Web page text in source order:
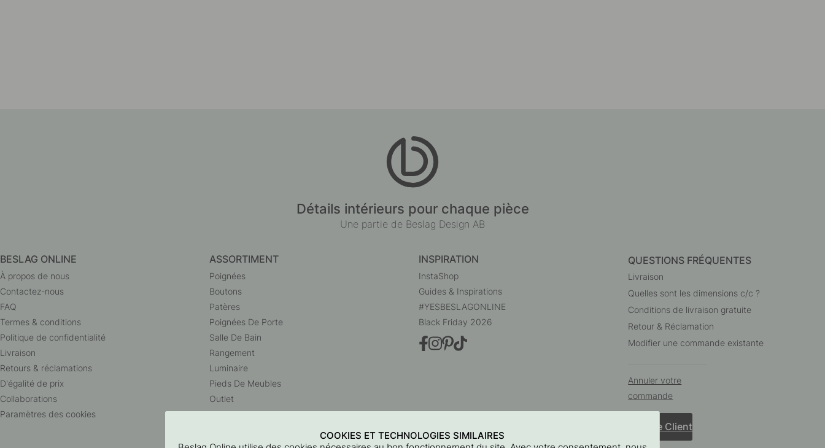
Détails intérieurs pour chaque pièce
Une partie de Beslag Design AB
BESLAG ONLINE
À propos de nous
Contactez-nous
FAQ
Termes & conditions
Politique de confidentialité
Livraison
Retours & réclamations
D'égalité de prix
Collaborations
Paramètres des cookies
ASSORTIMENT
Poignées
Boutons
Patères
Poignées De Porte
Salle De Bain
Rangement
Luminaire
Pieds De Meubles
Outlet
INSPIRATION
InstaShop
Guides & Inspirations
#YESBESLAGONLINE
Black Friday 2026
QUESTIONS FRÉQUENTES
Livraison
Quelles sont les dimensions c/c ?
Conditions de livraison gratuite
Retour & Réclamation
Modifier une commande existante
Annuler votre
commande
Service Client
COOKIES ET TECHNOLOGIES SIMILAIRES